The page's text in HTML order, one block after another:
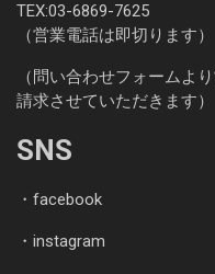
TEX:03-6869-7625
（営業電話は即切ります）
（問い合わせフォームよ
請求させていただきます）
SNS
・ facebook
・ instagram